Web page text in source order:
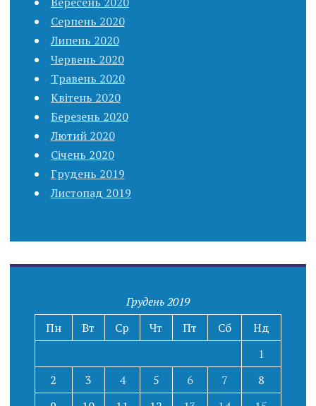
Серпень 2020
Липень 2020
Червень 2020
Травень 2020
Квітень 2020
Березень 2020
Лютий 2020
Січень 2020
Грудень 2019
Листопад 2019
Грудень 2019
Пн
Вт Ср Чт Пт Сб
Нд
1
2
3 4 5 6 7
8